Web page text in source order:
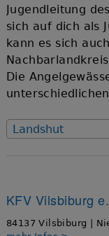
Jugendleitung
sich auf dich als
kann es sich
Die
Landshut
KFV Vilsbiburg
84137 Vilsbiburg |